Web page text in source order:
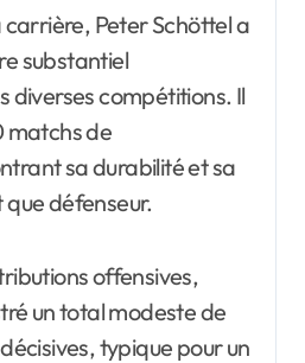
carrière, Peter Schöttel a
substantiel
diverses compétitions. Il
matchs de
sa durabilité et sa
défenseur.
offensives,
un total modeste de
typique pour un